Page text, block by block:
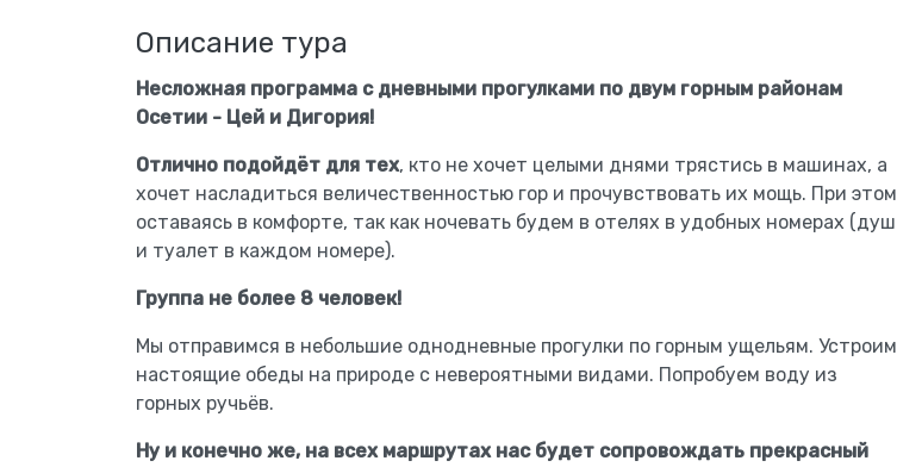
Описание тура
Несложная программа с дневными прогулками по двум горным районам
Осетии - Цей и Дигория!
Отлично подойдёт для тех, кто не хочет целыми днями трястись в машинах, а
хочет насладиться величественностью гор и прочувствовать их мощь. При этом
оставаясь в комфорте, так как ночевать будем в отелях в удобных номерах (душ
и туалет в каждом номере).
Группа не более 8 человек!
Мы отправимся в небольшие однодневные прогулки по горным ущельям. Устроим
настоящие обеды на природе с невероятными видами. Попробуем воду из
горных ручьёв.
Ну и конечно же, на всех маршрутах нас будет сопровождать прекрасный